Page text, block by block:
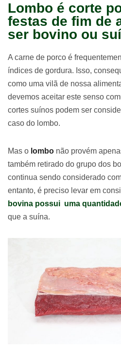
Lombo é corte
festas de fim de
ser bovino ou
A carne de porco é
índices de gordura. Isso,
como uma vilã de nossa
devemos aceitar este senso
cortes suínos podem ser
caso do lombo.
Mas o lombo não provém
também retirado do grupo dos
continua sendo considerado
entanto, é preciso levar em
bovina possui uma
que a suína.